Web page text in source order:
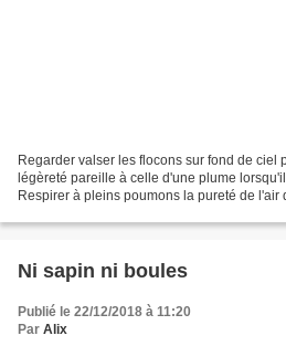
Regarder valser les flocons sur fond de ciel
légèreté pareille à celle d'une plume
Respirer à pleins poumons la pureté de
Ni sapin ni boules
Publié le 22/12/2018 à 11:20
Par Alix